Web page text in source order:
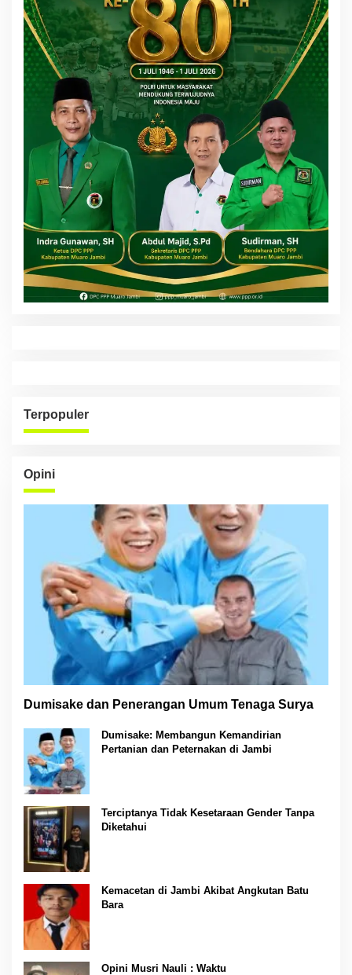
Terpopuler
Opini
Dumisake dan Penerangan Umum Tenaga Surya
Dumisake: Membangun Kemandirian
Pertanian dan Peternakan di Jambi
Terciptanya Tidak Kesetaraan Gender Tanpa
Diketahui
Kemacetan di Jambi Akibat Angkutan Batu
Bara
Opini Musri Nauli : Waktu